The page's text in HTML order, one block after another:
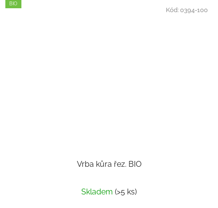
BIO
Vrba kůra řez. BIO
Skladem (>5 ks)
Kód:0394-100